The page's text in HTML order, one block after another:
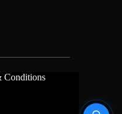
Conditions